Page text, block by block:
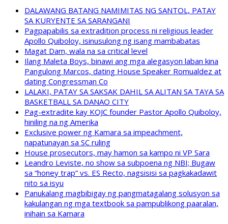
DALAWANG BATANG NAMIMITAS NG SANTOL, PATAY
SA KURYENTE SA SARANGANI
Pagpapabilis sa extradition process ni religious leader
Apollo Quiboloy, isinusulong ng isang mambabatas
Magat Dam, wala na sa critical level
Ilang Maleta Boys, binawi ang mga alegasyon laban kina
Pangulong Marcos, dating House Speaker Romualdez at
dating Congressman Co
LALAKI, PATAY SA SAKSAK DAHIL SA ALITAN SA TAYA SA
BASKETBALL SA DANAO CITY
Pag-extradite kay KOJC founder Pastor Apollo Quiboloy,
hiniling na ng Amerika
Exclusive power ng Kamara sa impeachment,
napatunayan sa SC ruling
House prosecutors, may hamon sa kampo ni VP Sara
Leandro Leviste, no show sa subpoena ng NBI; Bugaw
sa “honey trap” vs. ES Recto, nagsisisi sa pagkakadawit
nito sa isyu
Panukalang magbibigay ng pangmatagalang solusyon sa
kakulangan ng mga textbook sa pampublikong paaralan,
inihain sa Kamara